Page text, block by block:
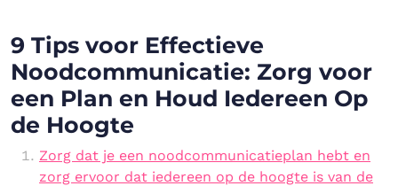
9 Tips voor Effectieve
Noodcommunicatie: Zorg voor
een Plan en Houd Iedereen Op
de Hoogte
Zorg dat je een noodcommunicatieplan hebt en
zorg ervoor dat iedereen op de hoogte is van de